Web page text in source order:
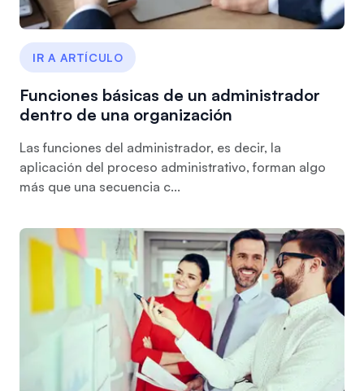
IR A ARTÍCULO
Funciones básicas de un administrador
dentro de una organización
Las funciones del administrador, es decir, la
aplicación del proceso administrativo, forman algo
más que una secuencia c...